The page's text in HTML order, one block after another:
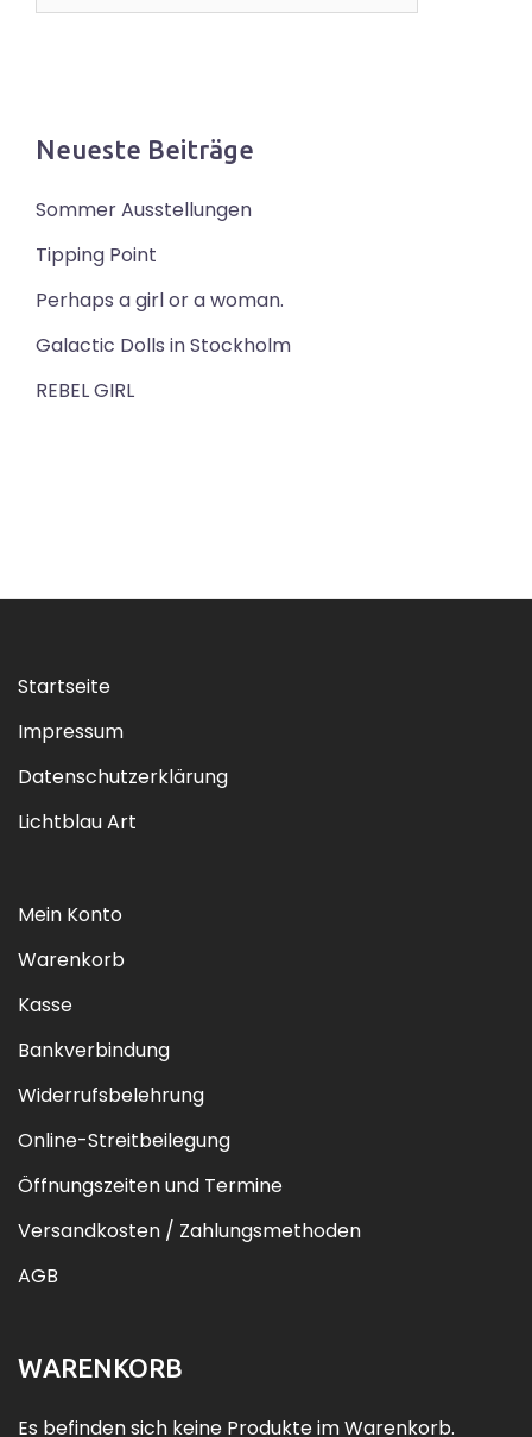
Neueste Beiträge
Sommer Ausstellungen
Tipping Point
Perhaps a girl or a woman.
Galactic Dolls in Stockholm
REBEL GIRL
Startseite
Impressum
Datenschutzerklärung
Lichtblau Art
Mein Konto
Warenkorb
Kasse
Bankverbindung
Widerrufsbelehrung
Online-Streitbeilegung
Öffnungszeiten und Termine
Versandkosten / Zahlungsmethoden
AGB
WARENKORB
Es befinden sich keine Produkte im Warenkorb.